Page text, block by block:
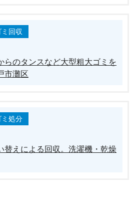
回収
らのタンスなど大型粗大ゴミを
市灘区
処分
替えによる回収。洗濯機・乾燥